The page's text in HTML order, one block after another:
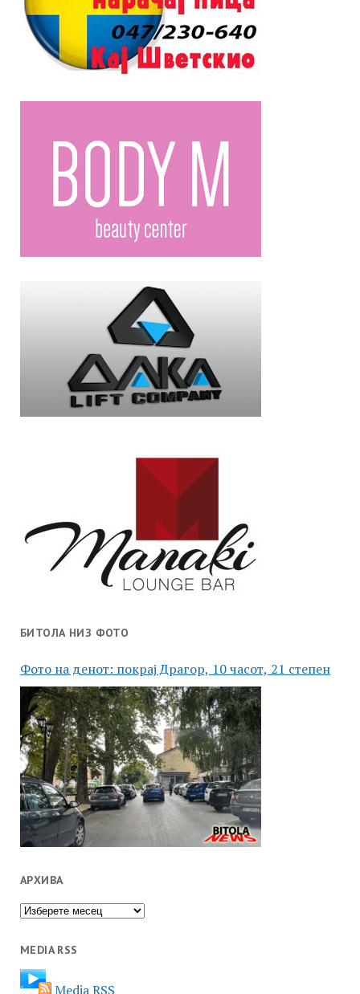
БИТОЛА НИЗ ФОТО
Фото на денот: покрај Драгор, 10 часот, 21 степен
АРХИВА
Архива
MEDIA RSS
Media RSS